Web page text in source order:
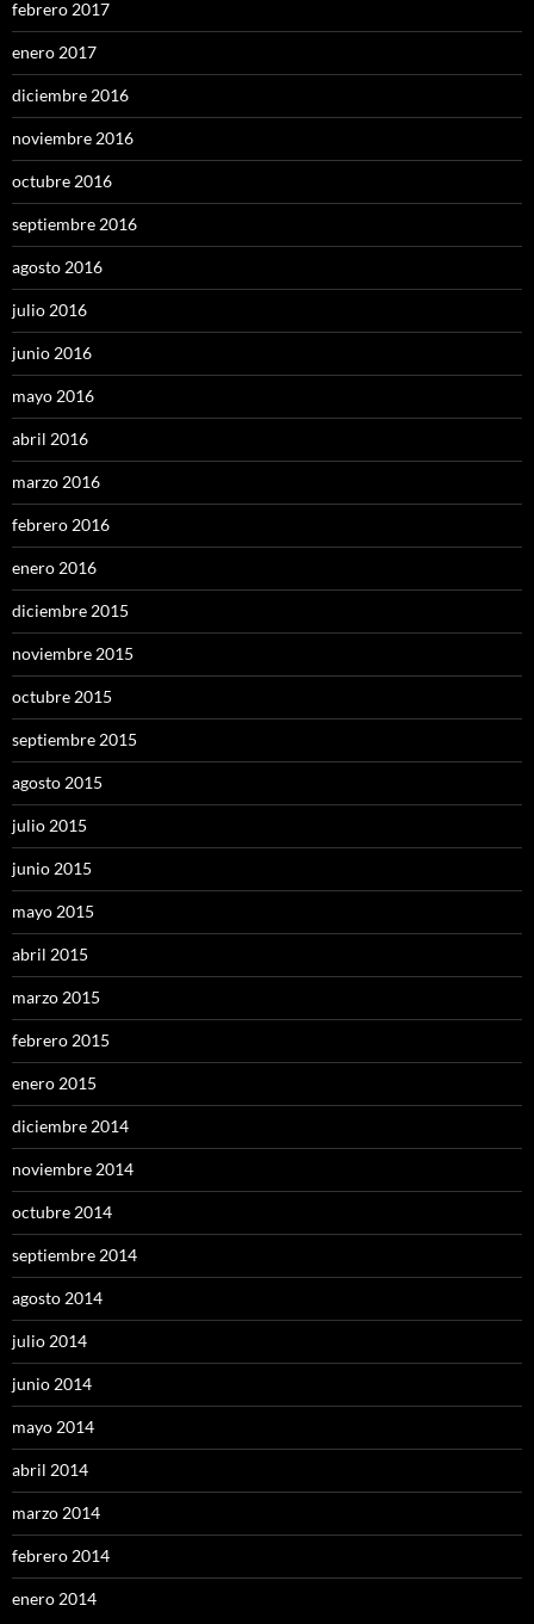
febrero 2017
enero 2017
diciembre 2016
noviembre 2016
octubre 2016
septiembre 2016
agosto 2016
julio 2016
junio 2016
mayo 2016
abril 2016
marzo 2016
febrero 2016
enero 2016
diciembre 2015
noviembre 2015
octubre 2015
septiembre 2015
agosto 2015
julio 2015
junio 2015
mayo 2015
abril 2015
marzo 2015
febrero 2015
enero 2015
diciembre 2014
noviembre 2014
octubre 2014
septiembre 2014
agosto 2014
julio 2014
junio 2014
mayo 2014
abril 2014
marzo 2014
febrero 2014
enero 2014